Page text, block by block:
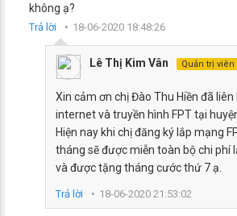
không ạ?
Trả lời 18-06-2020 18:48:26
Lê Thị Kim Vân Quản trị viên
Xin cảm ơn chị Đào Thu Hiền đã liên
internet và truyền hình FPT tại
Hiện nay khi chị đăng ký lắp mạng
tháng sẽ được miễn toàn bộ chi phí
và được tặng tháng cước thứ 7 ạ.
Trả lời 18-06-2020 21:53:02